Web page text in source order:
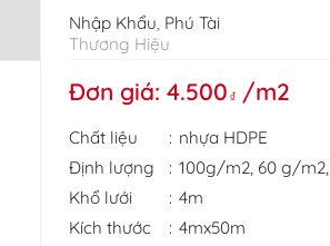
Nhập Khẩu, Phú Tài
Thương Hiệu
Đơn giá: 4.500 /m2
Chất liệu
nhựa HDPE
Định lượng
100g/m2, 60 g/m2,
Khổ lưới
4m
Kích thước
4mx50m